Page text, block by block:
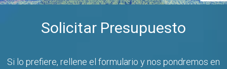
Solicitar Presupuesto
Si lo prefiere, rellene el formulario y nos pondremos en